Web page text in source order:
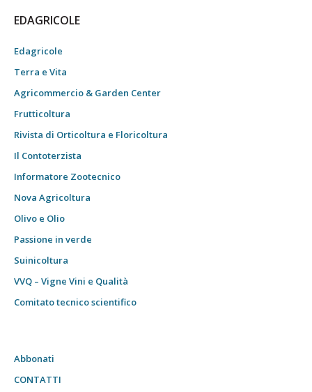
EDAGRICOLE
Edagricole
Terra e Vita
Agricommercio & Garden Center
Frutticoltura
Rivista di Orticoltura e Floricoltura
Il Contoterzista
Informatore Zootecnico
Nova Agricoltura
Olivo e Olio
Passione in verde
Suinicoltura
VVQ – Vigne Vini e Qualità
Comitato tecnico scientifico
Abbonati
CONTATTI